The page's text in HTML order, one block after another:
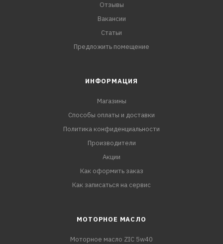
Отзывы
Вакансии
Статьи
Предложить помещение
ИНФОРМАЦИЯ
Магазины
Способы оплаты и доставки
Политика конфиденциальности
Производители
Акции
Как оформить заказ
Как записаться на сервис
МОТОРНОЕ МАСЛО
Моторное масло ZIC 5w40